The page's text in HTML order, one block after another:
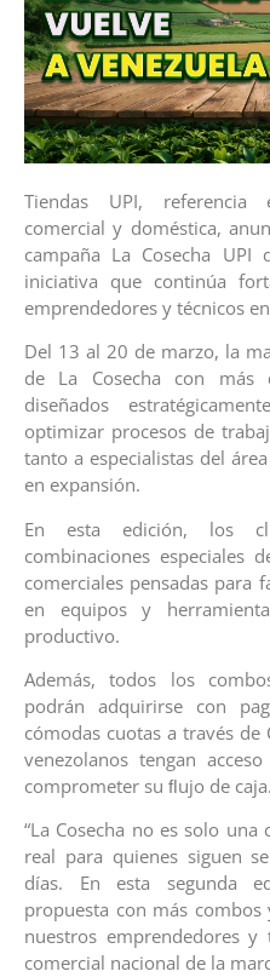
Tiendas UPI, referencia
comercial y doméstica,
campaña La Cosecha
iniciativa que continúa
emprendedores y técnicos
Del 13 al 20 de marzo, la
de La Cosecha con más
diseñados
optimizar procesos de
tanto a especialistas del
en expansión.
En esta edición, los
combinaciones especiales
comerciales pensadas para
en equipos y
productivo.
Además, todos los
podrán adquirirse con
cómodas cuotas a través
venezolanos tengan
comprometer su ﬂujo de caja.
“La Cosecha no es solo
real para quienes siguen
días. En esta segunda
propuesta con más
nuestros emprendedores y
comercial nacional de la